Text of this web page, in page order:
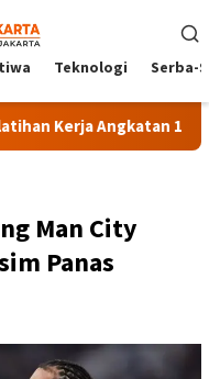
Teknologi Serba-
Angkatan 1 di PPKD
Man City
Panas